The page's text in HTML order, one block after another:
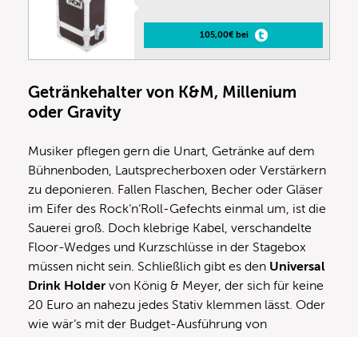
105,00€ bei
Getränkehalter von K&M, Millenium
oder Gravity
Musiker pflegen gern die Unart, Getränke auf dem
Bühnenboden, Lautsprecherboxen oder Verstärkern
zu deponieren. Fallen Flaschen, Becher oder Gläser
im Eifer des Rock‘n‘Roll-Gefechts einmal um, ist die
Sauerei groß. Doch klebrige Kabel, verschandelte
Floor-Wedges und Kurzschlüsse in der Stagebox
müssen nicht sein. Schließlich gibt es den Universal
Drink Holder von König & Meyer, der sich für keine
20 Euro an nahezu jedes Stativ klemmen lässt. Oder
wie wär‘s mit der Budget-Ausführung von